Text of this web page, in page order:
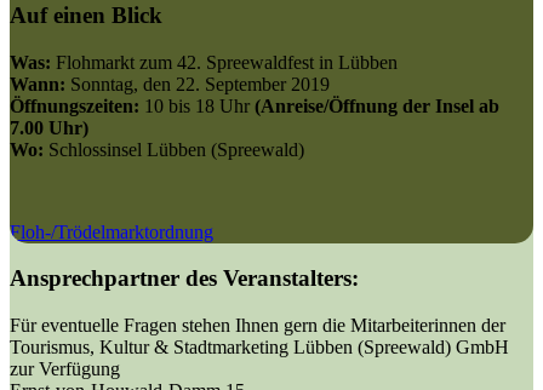
Auf einen Blick
Was: Flohmarkt zum 42. Spreewaldfest in Lübben
Wann: Sonntag, den 22. September 2019
Öffnungszeiten: 10 bis 18 Uhr (Anreise/Öffnung der Insel ab
7.00 Uhr)
Wo: Schlossinsel Lübben (Spreewald)
Floh-/Trödelmarktordnung
Ansprechpartner des Veranstalters:
Für eventuelle Fragen stehen Ihnen gern die Mitarbeiterinnen der
Tourismus, Kultur & Stadtmarketing Lübben (Spreewald) GmbH
zur Verfügung